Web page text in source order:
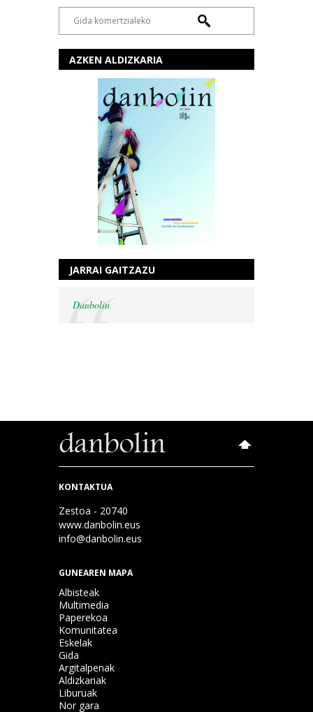
AZKEN ALDIZKARIA
JARRAI GAITZAZU
Danbolin
KONTAKTUA
Zestoa - 20740
www.danbolin.eus
info@danbolin.eus
GUNEAREN MAPA
Albisteak
Multimedia
Paperekoa
Komunitatea
Eskelak
Gida
Argitalpenak
Aldizkariak
Liburuak
Nor gara